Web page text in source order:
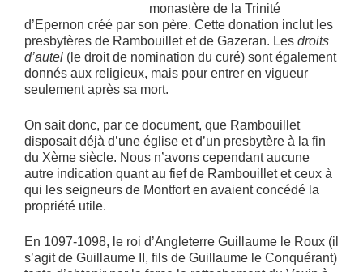
monastère de la Trinité
d’Epernon créé par son père. Cette donation inclut les
presbytères de Rambouillet et de Gazeran. Les droits
d’autel (le droit de nomination du curé) sont également
donnés aux religieux, mais pour entrer en vigueur
seulement après sa mort.
On sait donc, par ce document, que Rambouillet
disposait déjà d’une église et d’un presbytère à la fin
du Xème siècle. Nous n’avons cependant aucune
autre indication quant au fief de Rambouillet et ceux à
qui les seigneurs de Montfort en avaient concédé la
propriété utile.
En 1097-1098, le roi d’Angleterre Guillaume le Roux (il
s’agit de Guillaume II, fils de Guillaume le Conquérant)